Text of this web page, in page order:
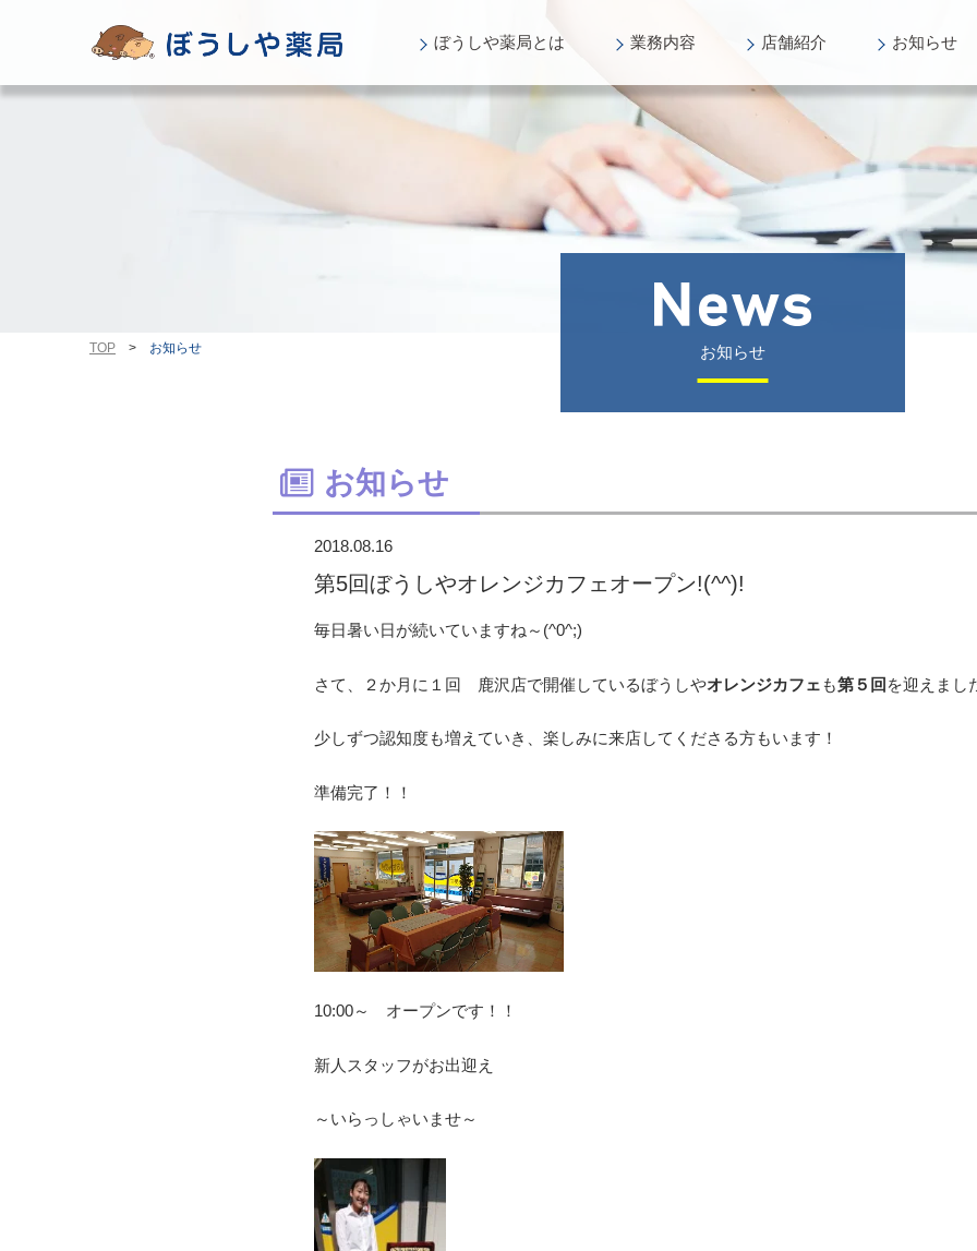
ぼうしや薬局とは 業務内容 店舗紹介 お知らせ
お知らせ
TOP > お知らせ
お知らせ
2018.08.16
第5回ぼうしやオレンジカフェオープン!(^^)!
毎日暑い日が続いていますね～(^0^;)
さて、２か月に１回 鹿沢店で開催しているぼうしやオレンジカフェ も第５回 を迎えまし
少しずつ認知度も増えていき、楽しみに来店してくださる方もいます！
準備完了！！
10:00～ オープンです！！
新人スタッフがお出迎え
～いらっしゃいませ～